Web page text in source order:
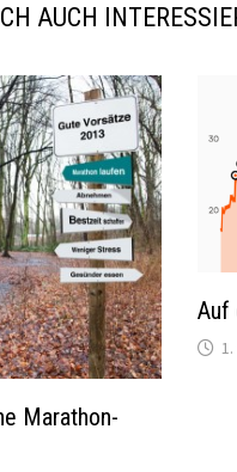
AUCH
Marathon-
Auf